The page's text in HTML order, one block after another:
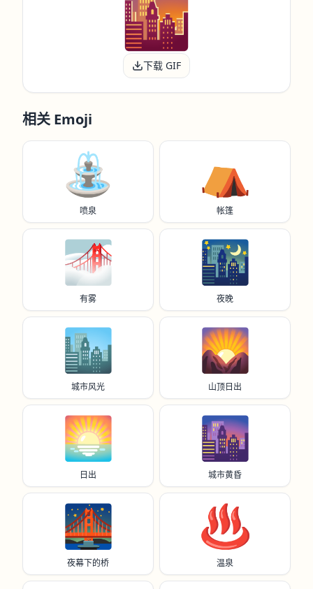
下载 GIF
相关 Emoji
⛲️
喷泉
⛺️
帐篷
🌁
有雾
🌃
夜晚
🏙️
城市风光
🌄
山顶日出
🌅
日出
🌆
城市黄昏
🌉
夜幕下的桥
♨️
温泉